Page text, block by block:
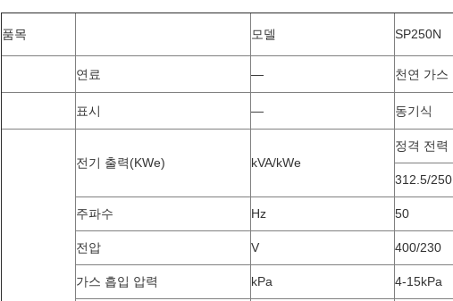
품목 모델 SP250N
연료 — 천연 가스
표시 — 동기식
전기 출력(KWe) kVA/kWe
정격 전력
312.5/250
주파수 Hz 50
전압 V 400/230
가스 흡입 압력 kPa 4-15kPa